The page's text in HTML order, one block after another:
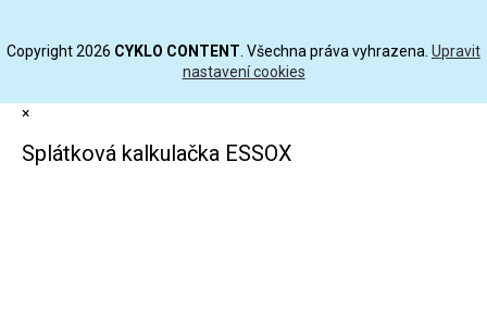
Copyright 2026 CYKLO CONTENT . Všechna práva vyhrazena. Upravit
nastavení cookies
×
Splátková kalkulačka ESSOX